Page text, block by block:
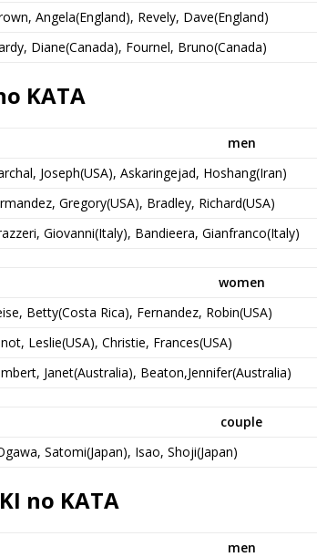
Angela(England), Revely, Dave(England)
Diane(Canada), Fournel, Bruno(Canada)
KATA
men
Joseph(USA), Askaringejad, Hoshang(Iran)
Gregory(USA), Bradley, Richard(USA)
Giovanni(Italy), Bandieera, Gianfranco(Italy)
women
Betty(Costa Rica), Fernandez, Robin(USA)
Leslie(USA), Christie, Frances(USA)
Janet(Australia), Beaton,Jennifer(Australia)
couple
Satomi(Japan), Isao, Shoji(Japan)
no KATA
men